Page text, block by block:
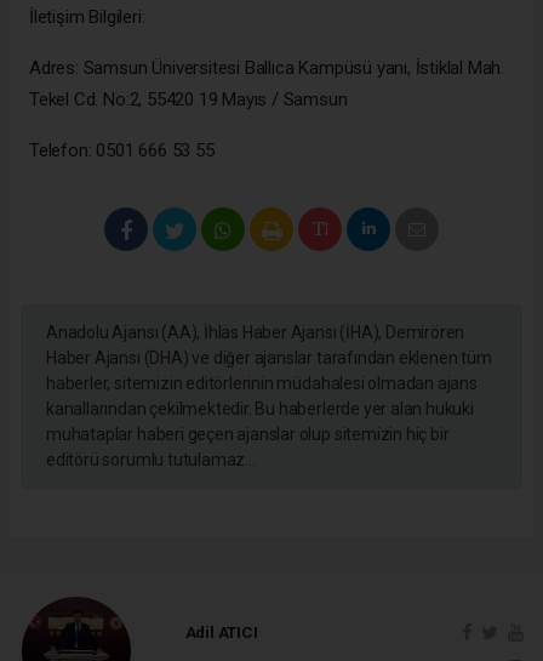
İletişim Bilgileri:
Adres: Samsun Üniversitesi Ballıca Kampüsü yanı, İstiklal Mah.
Tekel Cd. No:2, 55420 19 Mayıs / Samsun
Telefon: 0501 666 53 55
Anadolu Ajansı (AA), İhlas Haber Ajansı (İHA), Demirören
Haber Ajansı (DHA) ve diğer ajanslar tarafından eklenen tüm
haberler, sitemizin editörlerinin müdahalesi olmadan ajans
kanallarından çekilmektedir. Bu haberlerde yer alan hukuki
muhataplar haberi geçen ajanslar olup sitemizin hiç bir
editörü sorumlu tutulamaz...
Adil ATICI